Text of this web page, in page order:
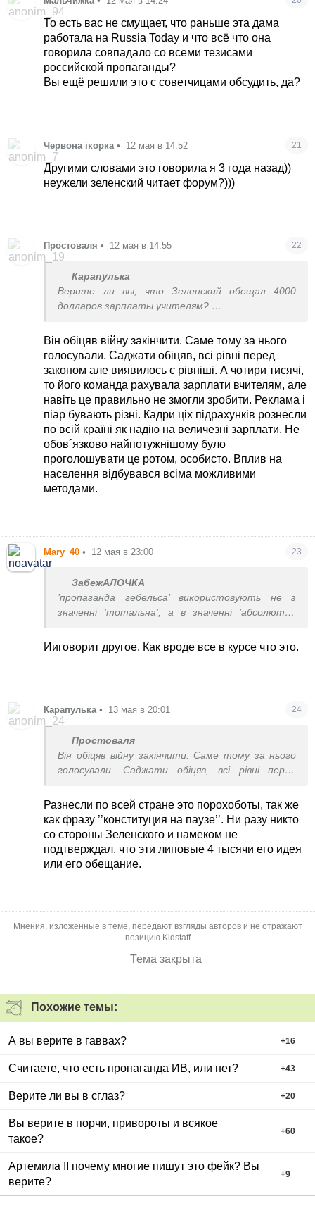
То есть вас не смущает, что раньше эта дама
работала на Russia Today и что всё что она
говорила совпадало со всеми тезисами
российской пропаганды?
Вы ещё решили это с советчицами обсудить, да?
Червона ікорка • 12 мая в 14:52 21
Другими словами это говорила я 3 года назад))
неужели зеленский читает форум?)))
Простоваля • 12 мая в 14:55 22
Карапулька
Верите ли вы, что Зеленский обещал 4000
долларов зарплаты учителям?
говорит или текст за его подписью с таким
обещанием.
Синемордая, ссылка будет?
Він обіцяв війну закінчити. Саме тому за нього
голосували. Саджати обіцяв, всі рівні перед
законом але виявилось є рівніші. А чотири тисячі,
то його команда рахувала зарплати вчителям, але
навіть це правильно не змогли зробити. Реклама і
піар бувають різні. Кадри ціх підрахунків рознесли
по всій країні як надію на величезні зарплати. Не
обов´язково найпотужнішому було
проголошувати це ротом, особисто. Вплив на
населення відбувався всіма можливими
методами.
Mary_40 • 12 мая в 23:00 23
ЗабежАЛОЧКА
’пропаганда гебельса’ використовують не з
значенні ’тотальна’, а в значенні ’абсолютно
треба абсолютно безсоромно, впевнено і
Ииговорит другое. Как вроде все в курсе что это.
Карапулька • 13 мая в 20:01 24
Простоваля
Він обіцяв війну закінчити. Саме тому за нього
голосували. Саджати обіцяв, всі рівні перед
то його команда рахувала зарплати вчителям,
але навіть це правильно не змогли зробити.
Реклама і піар бувають різні. Кадри ціх
підрахунків рознесли по всій країні як надію на
величезні зарплати. Не обов´язково
Разнесли по всей стране это порохоботы, так же
как фразу ’’конституция на паузе’’. Ни разу никто
со стороны Зеленского и намеком не
подтверждал, что эти липовые 4 тысячи его идея
или его обещание.
Мнения, изложенные в теме, передают взгляды авторов и не отражают
позицию Kidstaff
Тема закрыта
Похожие темы:
А вы верите в гаввах? +16
Считаете, что есть пропаганда ИВ, или нет? +43
Верите ли вы в сглаз? +20
Вы верите в порчи, привороты и всякое
такое?
+60
Артемила ІІ почему многие пишут это фейк? Вы
верите?
+9